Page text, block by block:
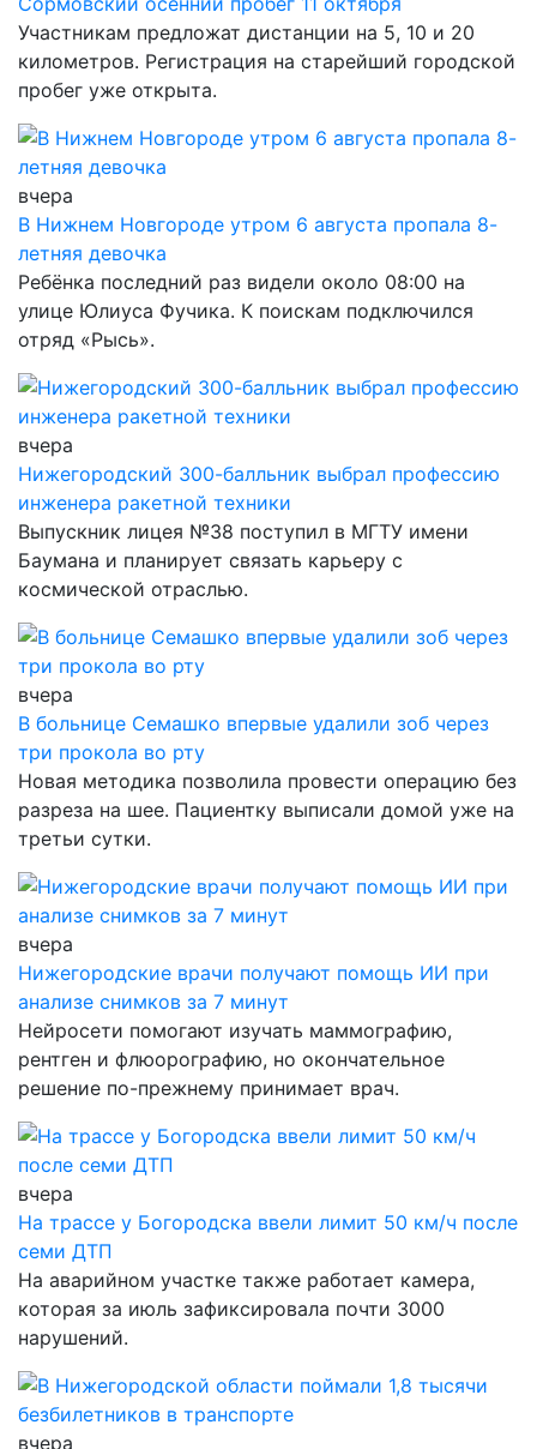
Участникам предложат дистанции на 5, 10 и 20
километров. Регистрация на старейший городской
пробег уже открыта.
вчера
В Нижнем Новгороде утром 6 августа пропала 8-
летняя девочка
Ребёнка последний раз видели около 08:00 на
улице Юлиуса Фучика. К поискам подключился
отряд «Рысь».
вчера
Нижегородский 300-балльник выбрал профессию
инженера ракетной техники
Выпускник лицея №38 поступил в МГТУ имени
Баумана и планирует связать карьеру с
космической отраслью.
вчера
В больнице Семашко впервые удалили зоб через
три прокола во рту
Новая методика позволила провести операцию без
разреза на шее. Пациентку выписали домой уже на
третьи сутки.
вчера
Нижегородские врачи получают помощь ИИ при
анализе снимков за 7 минут
Нейросети помогают изучать маммографию,
рентген и флюорографию, но окончательное
решение по-прежнему принимает врач.
вчера
На трассе у Богородска ввели лимит 50 км/ч после
семи ДТП
На аварийном участке также работает камера,
которая за июль зафиксировала почти 3000
нарушений.
вчера